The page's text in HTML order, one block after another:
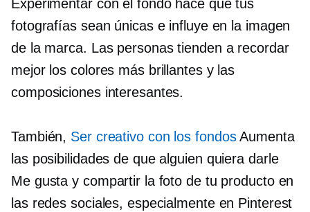
Experimentar con el fondo hace que tus
fotografías sean únicas e influye en la imagen
de la marca. Las personas tienden a recordar
mejor los colores más brillantes y las
composiciones interesantes.
También, Ser creativo con los fondosAumenta
las posibilidades de que alguien quiera darle
Me gusta y compartir la foto de tu producto en
las redes sociales, especialmente en Pinterest